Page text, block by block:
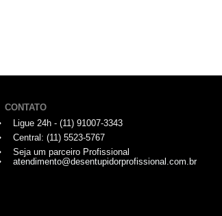
CONTATO
Ligue 24h - (11) 91007-3343
Central: (11) 5523-5767
Seja um parceiro Profissional
atendimento@desentupidorprofissional.com.br